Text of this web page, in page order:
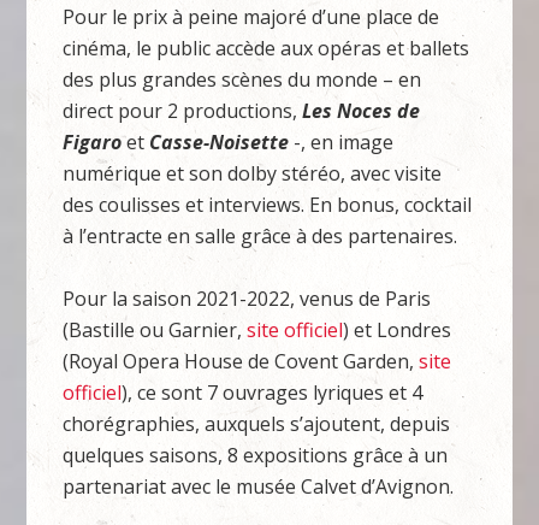
Pour le prix à peine majoré d’une place de
cinéma, le public accède aux opéras et ballets
des plus grandes scènes du monde – en
direct pour 2 productions,Les Noces de
Figaroet Casse-Noisette -, en image
numérique et son dolby stéréo, avec visite
des coulisses et interviews. En bonus, cocktail
à l’entracte en salle grâce à des partenaires.
Pour la saison 2021-2022, venus de Paris
(Bastille ou Garnier,site officiel) et Londres
(Royal Opera House de Covent Garden,site
officiel), ce sont 7 ouvrages lyriques et 4
chorégraphies, auxquels s’ajoutent, depuis
quelques saisons, 8 expositions grâce à un
partenariat avec le musée Calvet d’Avignon.